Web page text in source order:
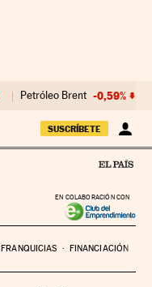
Petróleo Brent -0,59%
SUSCRÍBETE
EN COLABORACIÓN CON
FRANQUICIAS FINANCIACIÓN